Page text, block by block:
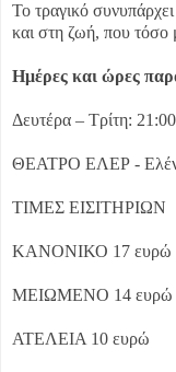
Το τραγικό
και στη ζωή, που τόσο
Ημέρες και ώρες
Δευτέρα – Τρίτη:
ΘΕΑΤΡΟ ΕΛΕΡ -
ΤΙΜΕΣ ΕΙΣΙΤΗΡΙΩΝ
ΚΑΝΟΝΙΚΟ 17 ευρώ
ΜΕΙΩΜΕΝΟ 14 ευρώ
ΑΤΕΛΕΙΑ 10 ευρώ